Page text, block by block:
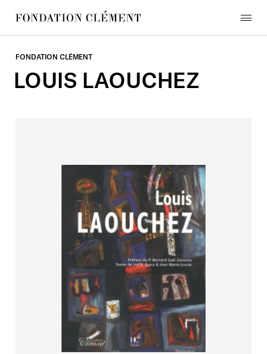
content
menu
FONDATION CLÉMENT
LOUIS LAOUCHEZ